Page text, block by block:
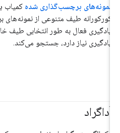
نمونه‌های برچسب‌گذاری شدهکمیاب یا
کورکورانه طیف متنوعی از نمونه‌های
یادگیری فعال به طور انتخابی طیف
یادگیری نیاز دارد، جستجو می‌کند.
آداگراد